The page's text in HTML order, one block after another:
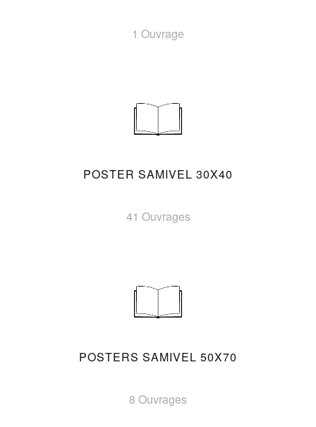
1 Ouvrage
POSTER SAMIVEL 30X40
41 Ouvrages
POSTERS SAMIVEL 50X70
8 Ouvrages